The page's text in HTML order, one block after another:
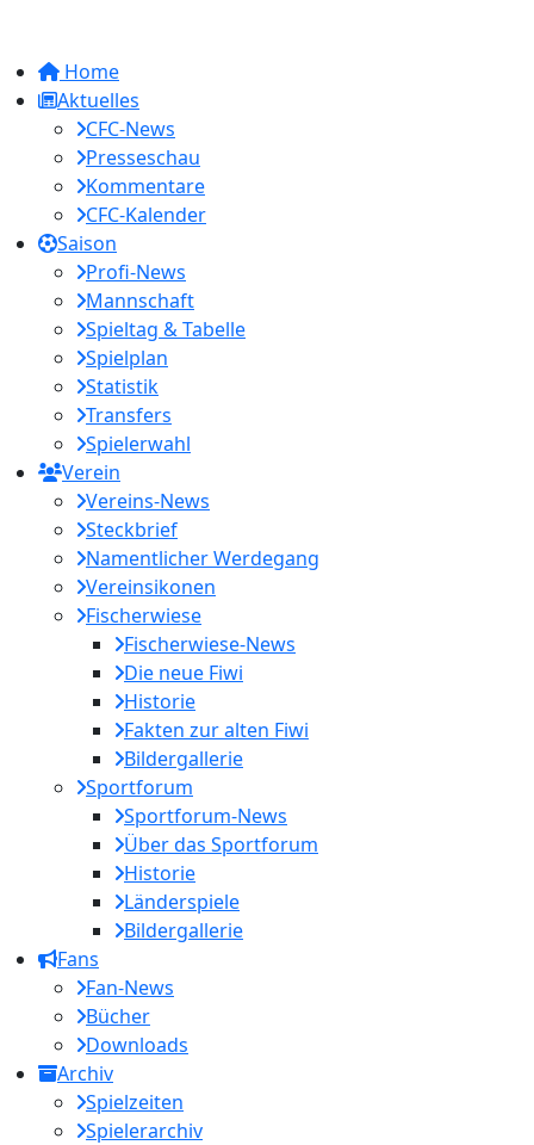
Home
Aktuelles
CFC-News
Presseschau
Kommentare
CFC-Kalender
Saison
Profi-News
Mannschaft
Spieltag & Tabelle
Spielplan
Statistik
Transfers
Spielerwahl
Verein
Vereins-News
Steckbrief
Namentlicher Werdegang
Vereinsikonen
Fischerwiese
Fischerwiese-News
Die neue Fiwi
Historie
Fakten zur alten Fiwi
Bildergallerie
Sportforum
Sportforum-News
Über das Sportforum
Historie
Länderspiele
Bildergallerie
Fans
Fan-News
Bücher
Downloads
Archiv
Spielzeiten
Spielerarchiv